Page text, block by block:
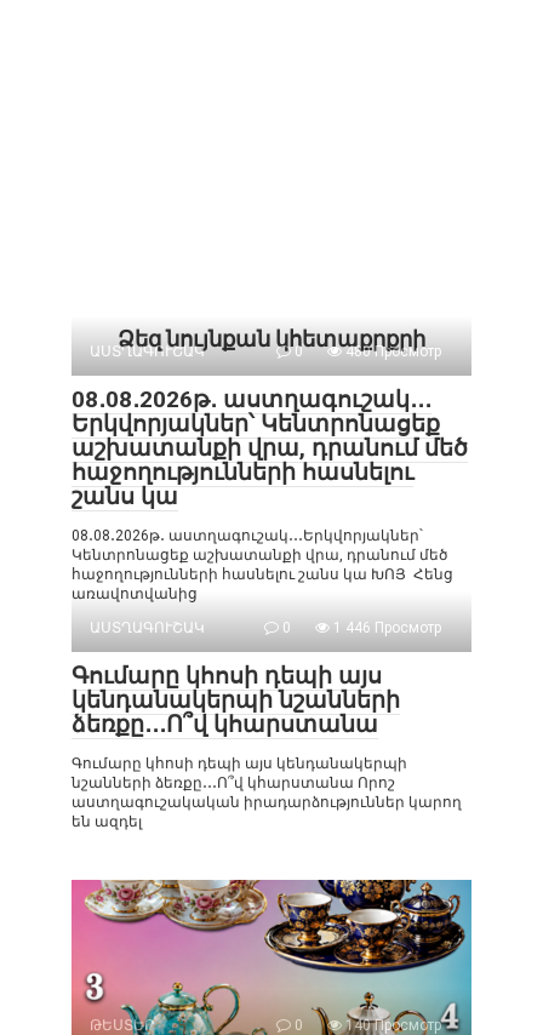
Ձեզ նույնքան կհետաքրքրի
ԱՍՏՂԱԳՈՒՇԱԿ 0 480 Просмотр
08․08․2026թ․ աստղագուշակ․․․
Երկվորյակներ՝ Կենտրոնացեք
աշխատանքի վրա, դրանում մեծ
հաջողությունների հասնելու
շանս կա
08․08․2026թ․ աստղագուշակ․․․Երկվորյակներ՝
Կենտրոնացեք աշխատանքի վրա, դրանում մեծ
հաջողությունների հասնելու շանս կա ԽՈՅ Հենց
առավոտվանից
ԱՍՏՂԱԳՈՒՇԱԿ
0 1 446 Просмотр
Գումարը կհոսի դեպի այս
կենդանակերպի նշանների
ձեռքը․․․Ո՞վ կհարստանա
Գումարը կհոսի դեպի այս կենդանակերպի
նշանների ձեռքը․․․Ո՞վ կհարստանա Որոշ
աստղագուշակական իրադարձություններ կարող
են ազդել
ԹԵՍՏԵՐ 0 140 Просмотр